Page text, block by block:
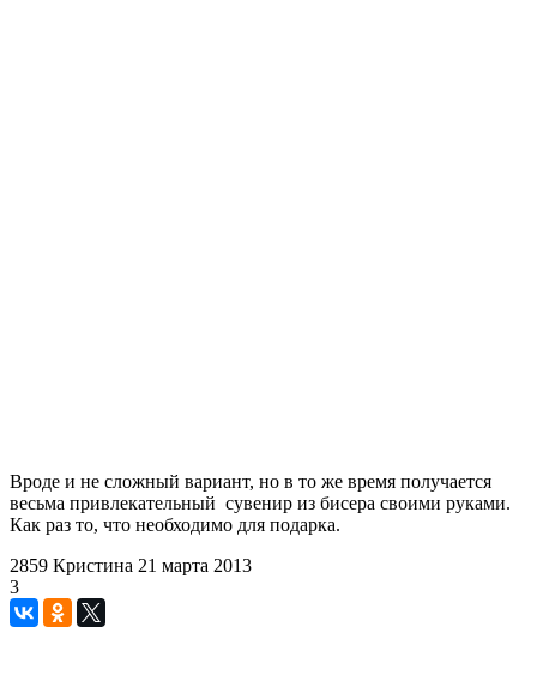
Вроде и не сложный вариант, но в то же время получается
весьма привлекательный сувенир из бисера своими руками.
Как раз то, что необходимо для подарка.
2859 Кристина 21 марта 2013
3